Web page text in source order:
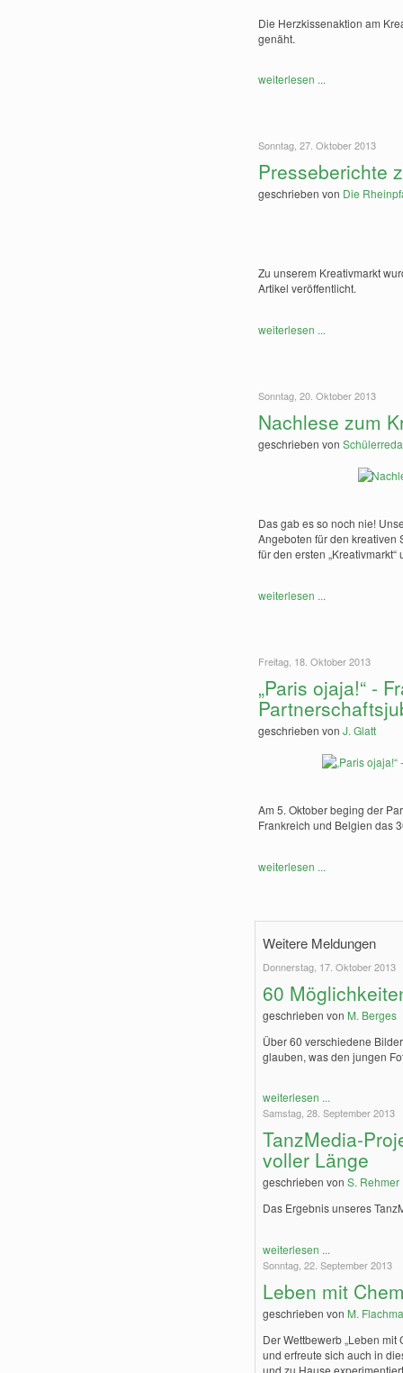
Die Herzkissenaktion am
genäht.
weiterlesen ...
Sonntag, 27. Oktober 2013
Presseberichte
geschrieben von Die
Zu unserem Kreativmarkt
Artikel veröffentlicht.
weiterlesen ...
Sonntag, 20. Oktober 2013
Nachlese zum
geschrieben von
Das gab es so noch nie!
Angeboten für den kreativen
für den ersten „Kreativmarkt“
weiterlesen ...
Freitag, 18. Oktober 2013
„Paris ojaja!“ -
geschrieben von J. Glatt
Am 5. Oktober beging der
Frankreich und Belgien das
weiterlesen ...
Weitere Meldungen
Donnerstag, 17. Oktober 2013
60
geschrieben von M. Berges
Über 60 verschiedene
glauben, was den jungen
weiterlesen ...
Samstag, 28. September 2013
TanzMedia-
voller Länge
geschrieben von S. Rehmer
Das Ergebnis unseres
weiterlesen ...
Sonntag, 22. September 2013
Leben mit
geschrieben von M.
Der Wettbewerb „Leben
und erfreute sich auch in
und zu Hause